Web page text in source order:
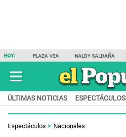
HOY: PLAZA VEA NALDY SALDAÑA
ÚLTIMAS NOTICIAS ESPECTÁCULOS
Espectáculos Nacionales